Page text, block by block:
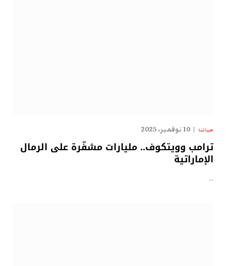
حياتنا 10 نوفمبر، 2025
ترامب وويتكوف.. مليارات مشفّرة على الرمال
الإماراتية
…